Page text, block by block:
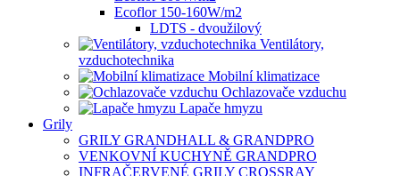
Ecoflor 150-160W/m2
LDTS - dvoužilový
Ventilátory,
vzduchotechnika
Mobilní klimatizace
Ochlazovače vzduchu
Lapače hmyzu
Grily
GRILY GRANDHALL & GRANDPRO
VENKOVNÍ KUCHYNĚ GRANDPRO
INFRAČERVENÉ GRILY CROSSRAY